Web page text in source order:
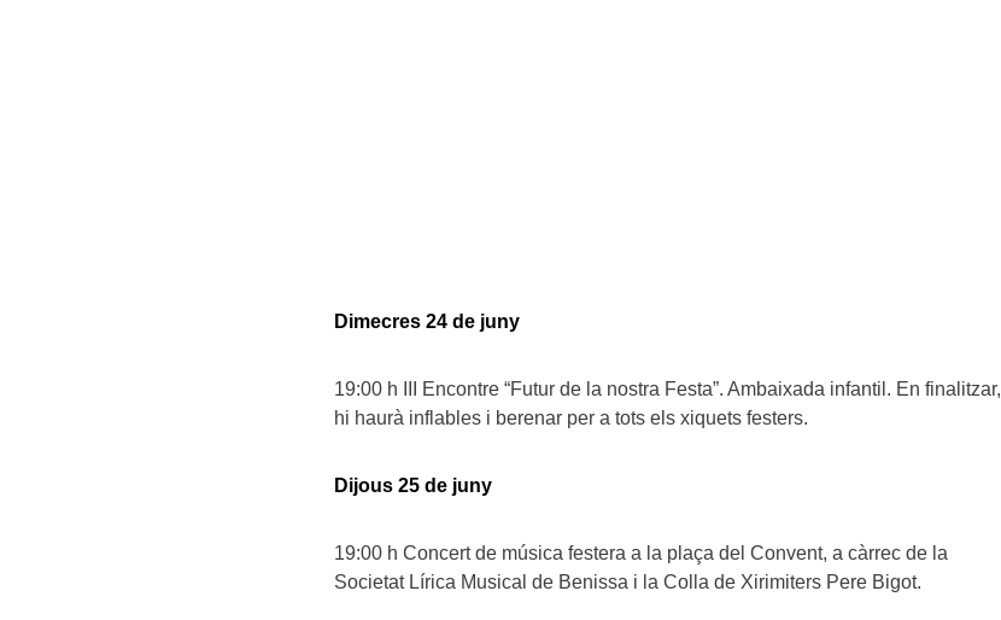
Dimecres 24 de juny
19:00 h III Encontre “Futur de la nostra Festa”. Ambaixada infantil. En finalitzar,
hi haurà inflables i berenar per a tots els xiquets festers.
Dijous 25 de juny
19:00 h Concert de música festera a la plaça del Convent, a càrrec de la
Societat Lírica Musical de Benissa i la Colla de Xirimiters Pere Bigot.